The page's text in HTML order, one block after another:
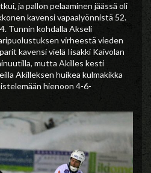
ja pallon pelaaminen jäässä oli
kavensi vapaalyönnistä 52.
Tunnin kohdalla Akseli
virheestä vieden
kavensi vielä Iisakki Kaivolan
mutta Akilles kesti
Akilleksen huikea kulmakikka
hienoon 4-6-